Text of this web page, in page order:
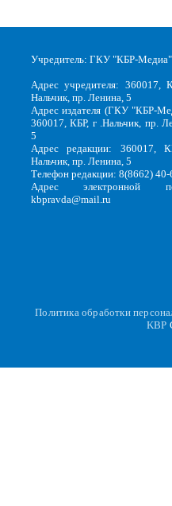
Учредитель: ГКУ "КБР-Медиа"
Адрес учредителя: 360017,
Нальчик, пр. Ленина, 5
Адрес издателя (ГКУ "КБР-
360017, КБР, г .Нальчик, пр.
5
Адрес редакции: 360017,
Нальчик, пр. Ленина, 5
Телефон редакции: 8(8662)
Адрес электронной
kbpravda@mail.ru
Политика обработки
KBP